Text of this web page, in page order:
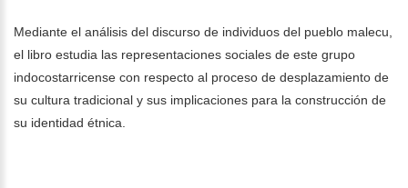
Mediante el análisis del discurso de individuos del pueblo malecu,
el libro estudia las representaciones sociales de este grupo
indocostarricense con respecto al proceso de desplazamiento de
su cultura tradicional y sus implicaciones para la construcción de
su identidad étnica.